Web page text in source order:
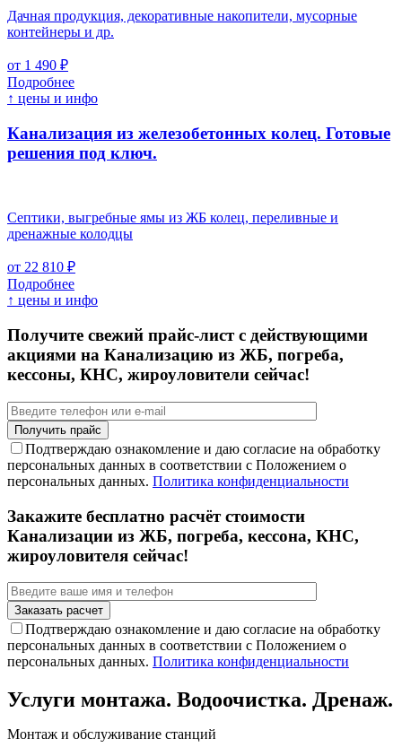
Дачная продукция, декоративные накопители, мусорные
контейнеры и др.
от 1 490 ₽
Подробнее
↑ цены и инфо
Канализация из железобетонных колец. Готовые
решения под ключ.
Септики, выгребные ямы из ЖБ колец, переливные и
дренажные колодцы
от 22 810 ₽
Подробнее
↑ цены и инфо
Получите свежий прайс-лист с действующими
акциями на Канализацию из ЖБ, погреба,
кессоны, КНС, жироуловители сейчас!
Подтверждаю ознакомление и даю согласие на обработку
персональных данных в соответствии с Положением о
персональных данных. Политика конфиденциальности
Закажите бесплатно расчёт стоимости
Канализации из ЖБ, погреба, кессона, КНС,
жироуловителя сейчас!
Подтверждаю ознакомление и даю согласие на обработку
персональных данных в соответствии с Положением о
персональных данных. Политика конфиденциальности
Услуги монтажа. Водоочистка. Дренаж.
Монтаж и обслуживание станций